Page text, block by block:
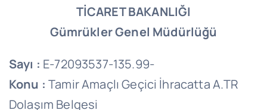
TİCARET BAKANLIĞI
Gümrükler Genel Müdürlüğü
Sayı : E-72093537-135.99-
Konu : Tamir Amaçlı Geçici İhracatta A.TR
Dolaşım Belgesi